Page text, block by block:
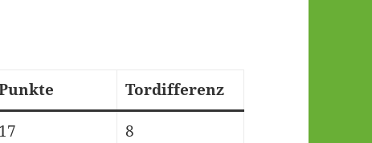
Tordifferenz
17
8